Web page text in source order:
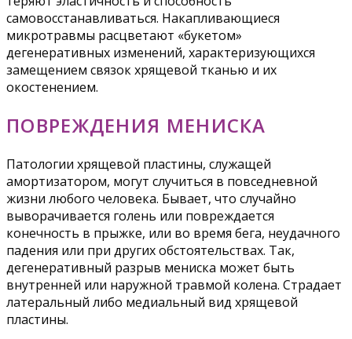
самовосстанавливаться. Накапливающиеся
микротравмы расцветают «букетом»
дегенеративных изменений, характеризующихся
замещением связок хрящевой тканью и их
окостенением.
ПОВРЕЖДЕНИЯ МЕНИСКА
Патологии хрящевой пластины, служащей
амортизатором, могут случиться в повседневной
жизни любого человека. Бывает, что случайно
выворачивается голень или повреждается
конечность в прыжке, или во время бега, неудачного
падения или при других обстоятельствах. Так,
дегенеративный разрыв мениска может быть
внутренней или наружной травмой колена. Страдает
латеральный либо медиальный вид хрящевой
пластины.